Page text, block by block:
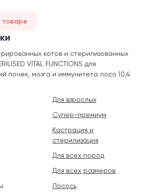
товаре
котов и стерилизованных
VITAL FUNCTIONS для
почек, мозга и иммунитета лосо (0,4
Для взрослых
Супер-премиум
Кастрация и
стерилизация
Для всех пород
Для всех размеров
Лосось